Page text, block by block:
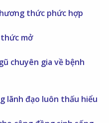
thức phức hợp
thức mở
chuyên gia về bệnh
lãnh đạo luôn thấu hiểu